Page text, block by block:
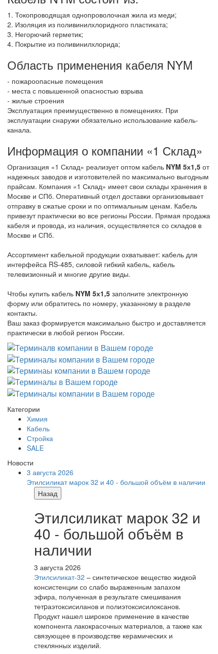
1. Токопроводящая однопроволочная жила из меди;
2. Изоляция из поливинилхлоридного пластиката;
3. Негорючий герметик;
4. Покрытие из поливинилхлорида;
Область применения кабеля NYM
- пожароопасные помещения
- места с повышенной опасностью взрыва
- жилые строения
Эксплуатация преимущественно в помещениях. При
эксплуатации снаружи обязательно использование кабель-
канала.
Информация о компании «1 Склад»
Организация «1 Склад» реализует оптом кабель NYM 5х1,5 от
надежных заводов и изготовителей по максимально выгодным
прайсам. Компания «1 Склад» имеет свои склады хранения в
Москве и СПб. Оперативный отдел доставки организовывает
отправку в сжатые сроки и по оптимальным ценам. Кабель
привезут практически во все регионы России. Прямая продажа
кабеля и провода, из наличия, осуществляется со складов в
Москве и СПб.
Ассортимент кабельной продукции охватывает: кабель для
интерфейса RS-485, силовой гибкий кабель, кабель
телевизионный и многие другие виды.
Чтобы купить кабель NYM 5х1,5 заполните электронную
форму или обратитесь по номеру, указанному в разделе
контакты.
Ваш заказ формируется максимально быстро и доставляется
практически в любой регион России.
Категории
Химия
Кабель
Стройка
SALE
Новости
3 августа 2026
Этилсиликат марок 32 и 40 - большой объём в наличии
Назад
Этилсиликат марок 32 и
40 - большой объём в
наличии
3 августа 2026
Этилсиликат-32 – синтетическое вещество жидкой
консистенции со слабо выраженным запахом
эфира, полученная в результате смешивания
тетpаэтоксисиланов и полиэтоксисилоксанов.
Продукт нашел широкое применение в качестве
компонента лакокрасочных материалов, а также как
связующее в производстве керамических и
стеклянных изделий.